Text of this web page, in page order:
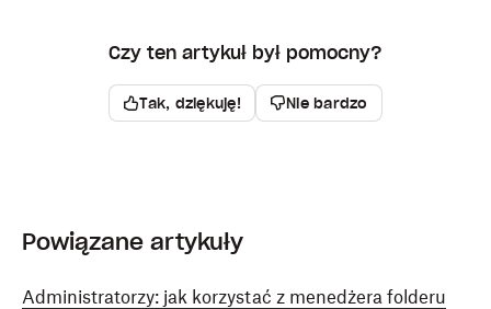
Czy ten artykuł był pomocny?
Tak, dziękuję! Nie bardzo
Powiązane artykuły
Administratorzy: jak korzystać z menedżera folderu